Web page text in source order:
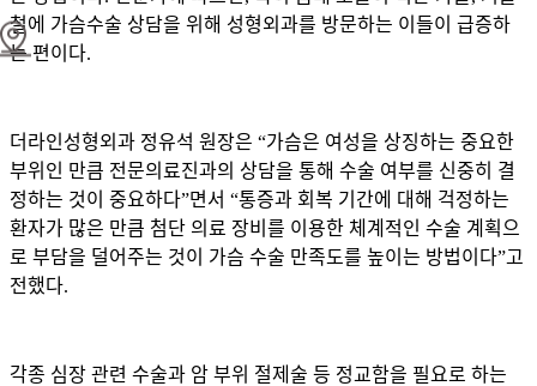
철에 가슴수술 상담을 위해 성형외과를 방문하는 이들이 급증하
는 편이다.
더라인성형외과 정유석 원장은 “가슴은 여성을 상징하는 중요한
부위인 만큼 전문의료진과의 상담을 통해 수술 여부를 신중히 결
정하는 것이 중요하다”면서 “통증과 회복 기간에 대해 걱정하는
환자가 많은 만큼 첨단 의료 장비를 이용한 체계적인 수술 계획으
로 부담을 덜어주는 것이 가슴 수술 만족도를 높이는 방법이다”고
전했다.
각종 심장 관련 수술과 암 부위 절제술 등 정교함을 필요로 하는